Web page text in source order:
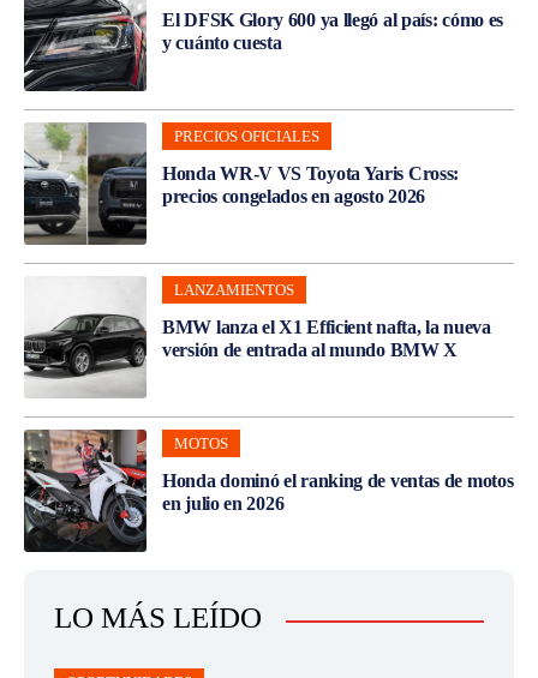
El DFSK Glory 600 ya llegó al país: cómo es
y cuánto cuesta
PRECIOS OFICIALES
Honda WR-V VS Toyota Yaris Cross:
precios congelados en agosto 2026
LANZAMIENTOS
BMW lanza el X1 Efficient nafta, la nueva
versión de entrada al mundo BMW X
MOTOS
Honda dominó el ranking de ventas de motos
en julio en 2026
LO MÁS LEÍDO